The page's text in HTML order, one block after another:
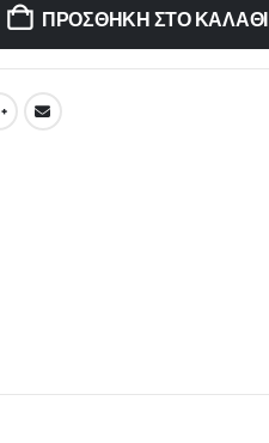
ΠΡΟΣΘΉΚΗ ΣΤΟ ΚΑΛΆΘΙ